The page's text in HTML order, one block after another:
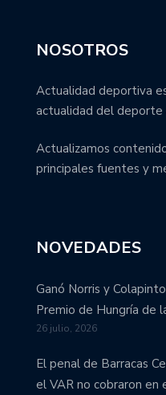
NOSOTROS
Actualidad deportiva
actualidad del
Actualizamos
principales fuentes y
NOVEDADES
Ganó Norris y
Premio de Hungría de
26 julio, 2026
El penal de Barracas
el VAR no cobraron en